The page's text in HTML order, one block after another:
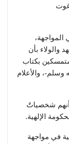
والولاء بأن
بكتاب
وسلم-، والأعلام
أنهم شخصياتٌ
الإلهية.
في مواجهة